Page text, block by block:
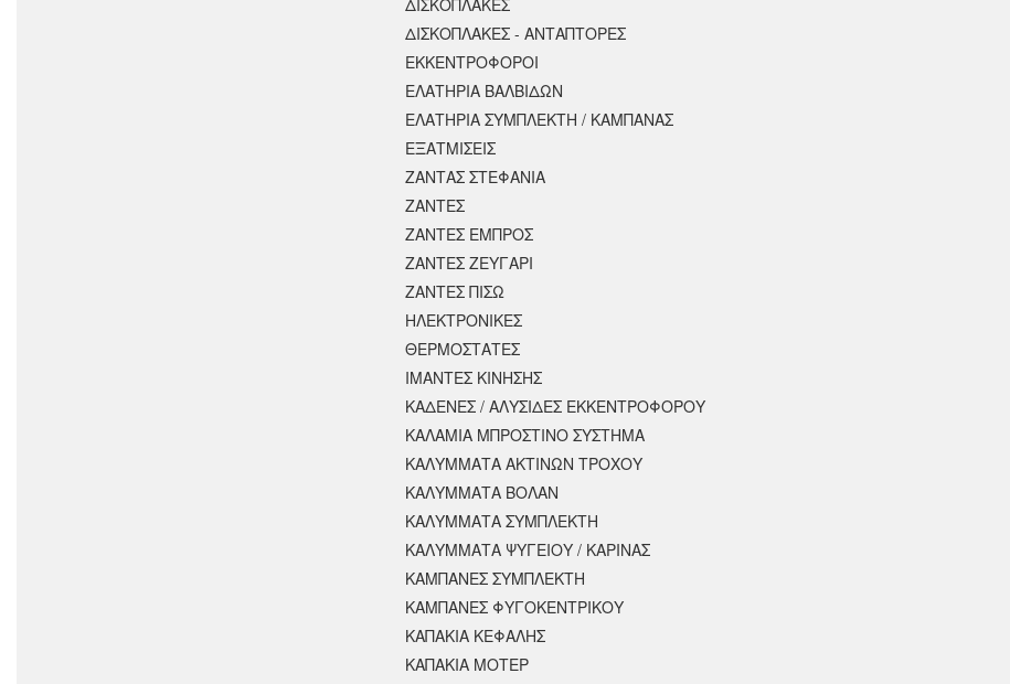
ΔΙΣΚΟΠΛΑΚΕΣ - ΑΝΤΑΠΤΟΡΕΣ
ΕΚΚΕΝΤΡΟΦΟΡΟΙ
ΕΛΑΤΗΡΙΑ ΒΑΛΒΙΔΩΝ
ΕΛΑΤΗΡΙΑ ΣΥΜΠΛΕΚΤΗ / ΚΑΜΠΑΝΑΣ
ΕΞΑΤΜΙΣΕΙΣ
ΖΑΝΤΑΣ ΣΤΕΦΑΝΙΑ
ΖΑΝΤΕΣ
ΖΑΝΤΕΣ ΕΜΠΡΟΣ
ΖΑΝΤΕΣ ΖΕΥΓΑΡΙ
ΖΑΝΤΕΣ ΠΙΣΩ
ΗΛΕΚΤΡΟΝΙΚΕΣ
ΘΕΡΜΟΣΤΑΤΕΣ
ΙΜΑΝΤΕΣ ΚΙΝΗΣΗΣ
ΚΑΔΕΝΕΣ / ΑΛΥΣΙΔΕΣ ΕΚΚΕΝΤΡΟΦΟΡΟΥ
ΚΑΛΑΜΙΑ ΜΠΡΟΣΤΙΝΟ ΣΥΣΤΗΜΑ
ΚΑΛΥΜΜΑΤΑ ΑΚΤΙΝΩΝ ΤΡΟΧΟΥ
ΚΑΛΥΜΜΑΤΑ ΒΟΛΑΝ
ΚΑΛΥΜΜΑΤΑ ΣΥΜΠΛΕΚΤΗ
ΚΑΛΥΜΜΑΤΑ ΨΥΓΕΙΟΥ / ΚΑΡΙΝΑΣ
ΚΑΜΠΑΝΕΣ ΣΥΜΠΛΕΚΤΗ
ΚΑΜΠΑΝΕΣ ΦΥΓΟΚΕΝΤΡΙΚΟΥ
ΚΑΠΑΚΙΑ ΚΕΦΑΛΗΣ
ΚΑΠΑΚΙΑ ΜΟΤΕΡ